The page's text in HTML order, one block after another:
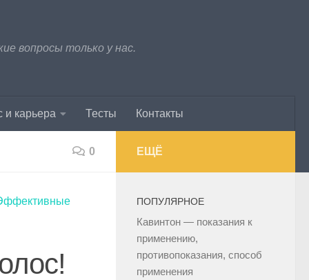
вопросы только у нас.
и карьера Тесты Контакты
0 ЕЩЁ
ПОПУЛЯРНОЕ
Кавинтон — показания к
применению,
противопоказания, способ
применения